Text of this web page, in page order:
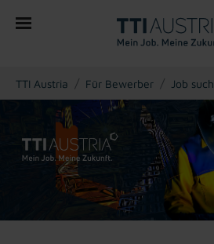
You are here:
TTI Austria Für Bewerber Job